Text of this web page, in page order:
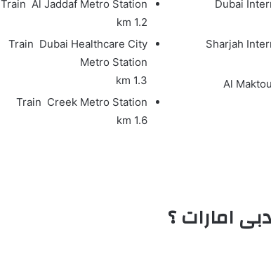
Dubai
Sharjah
Al
Train Al Jaddaf Metro Station
1.2 km
Train Dubai Healthcare City
Metro Station
1.3 km
Train Creek Metro Station
1.6 km
امارات ؟